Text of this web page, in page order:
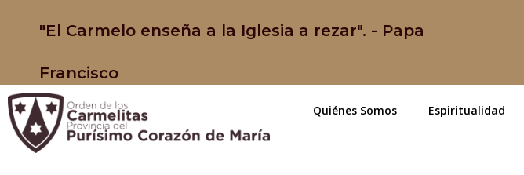
"El Carmelo enseña a la Iglesia a rezar". - Papa
Francisco
Quiénes Somos Espiritualidad